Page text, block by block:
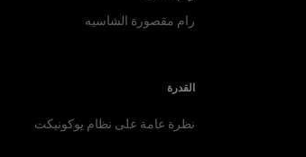
رام مقصورة الشاسيه
القدرة
نظرة عامة على نظام يوكونيكت